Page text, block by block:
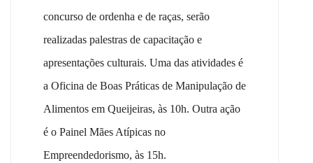
concurso de ordenha e de raças, serão
realizadas palestras de capacitação e
apresentações culturais. Uma das atividades é
a Oficina de Boas Práticas de Manipulação de
Alimentos em Queijeiras, às 10h. Outra ação
é o Painel Mães Atípicas no
Empreendedorismo, às 15h.